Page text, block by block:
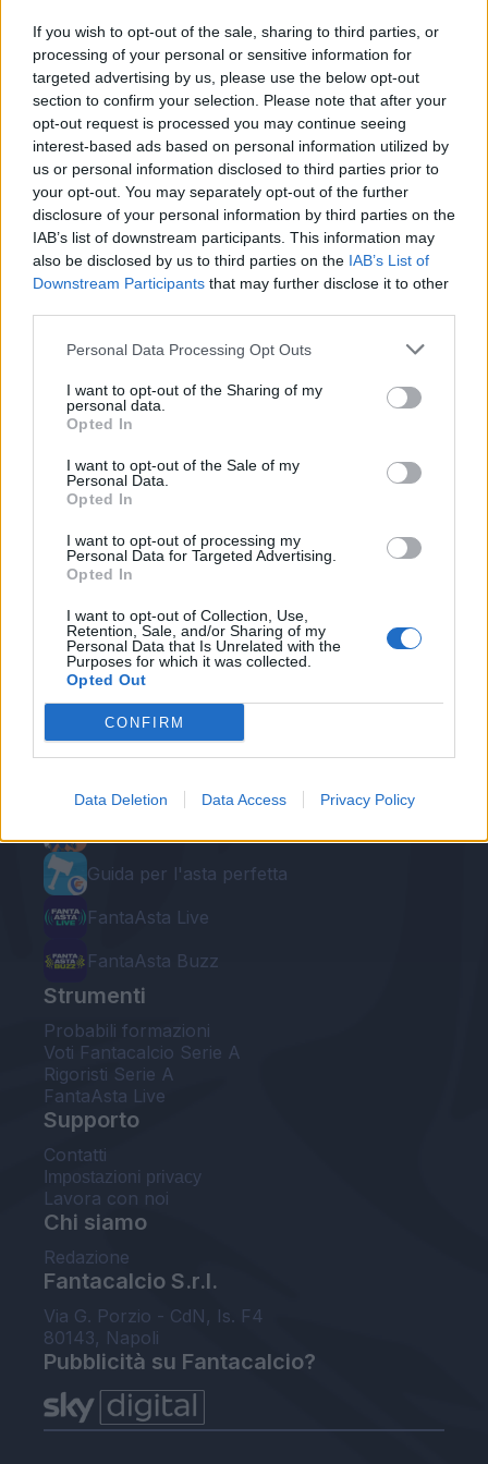
If you wish to opt-out of the sale, sharing to third parties, or
processing of your personal or sensitive information for
targeted advertising by us, please use the below opt-out
section to confirm your selection. Please note that after your
opt-out request is processed you may continue seeing
interest-based ads based on personal information utilized by
us or personal information disclosed to third parties prior to
your opt-out. You may separately opt-out of the further
disclosure of your personal information by third parties on the
IAB’s list of downstream participants. This information may
also be disclosed by us to third parties on the IAB’s List of
Downstream Participants that may further disclose it to other
Personal Data Processing Opt Outs
I want to opt-out of the Sharing of my
personal data.
Opted In
I want to opt-out of the Sale of my
Personal Data.
Opted In
I want to opt-out of processing my
Personal Data for Targeted Advertising.
Opted In
I want to opt-out of Collection, Use,
Retention, Sale, and/or Sharing of my
Personal Data that Is Unrelated with the
Purposes for which it was collected.
Opted Out
CONFIRM
Data Deletion Data Access Privacy Policy
Fiorentina e Lazio era dato considerato tra i più
che probabili partenti.
Stefano SabellidelBariè diventato il nome in
cima alla lista per sostituire De Silvestri.
Cresciuto nelle giovanili della Roma, il terzino è
stato protagonista di un'ottima stagione.
Non sarà facile per la Samp spuntarla sulla
tracce da tempo.
Autore
Redazione Fantacalcio.it
Le nostre app
Fantacalcio® Serie A Enilive
Leghe Fantacalcio® Serie A Enilive
Guida per l'asta perfetta
FantaAsta Live
FantaAsta Buzz
Strumenti
Probabili formazioni
Voti Fantacalcio Serie A
Rigoristi Serie A
FantaAsta Live
Supporto
Contatti
Impostazioni privacy
Lavora con noi
Chi siamo
Redazione
Fantacalcio S.r.l.
Via G. Porzio - CdN, Is. F4
80143, Napoli
Pubblicità su Fantacalcio?